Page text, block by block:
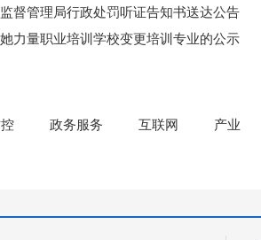
督管理局行政处罚听证告知书送达公告
告〔2026〕71号）
力量职业培训学校变更培训专业的公示
政务服务 互联网 产业